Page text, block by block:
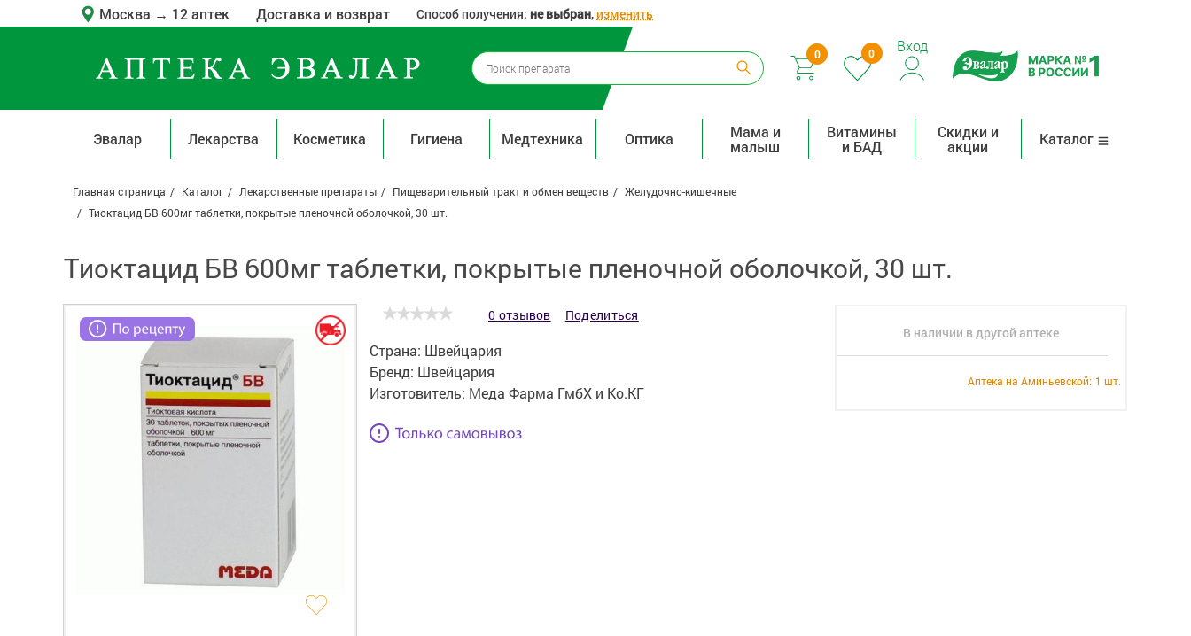
Москва → 12 аптек Доставка и возврат Способ получения: не выбран,изменить
0 0 Вход
Эвалар Лекарства Косметика Гигиена Медтехника Оптика
Мама и
малыш
Витамины
и БАД
Скидки и
акции
Каталог
Главная страница Каталог Лекарственные препараты Пищеварительный тракт и обмен веществ
Желудочно-кишечные
Тиоктацид БВ 600мг таблетки, покрытые пленочной оболочкой, 30 шт.
Тиоктацид БВ 600мг таблетки, покрытые пленочной оболочкой, 30 шт.
0 отзывов Поделиться
Страна: Швейцария
Бренд: Швейцария
Изготовитель: Меда Фарма ГмбХ и Ко.КГ
В наличии в другой аптеке
Аптека на Аминьевской: 1 шт.